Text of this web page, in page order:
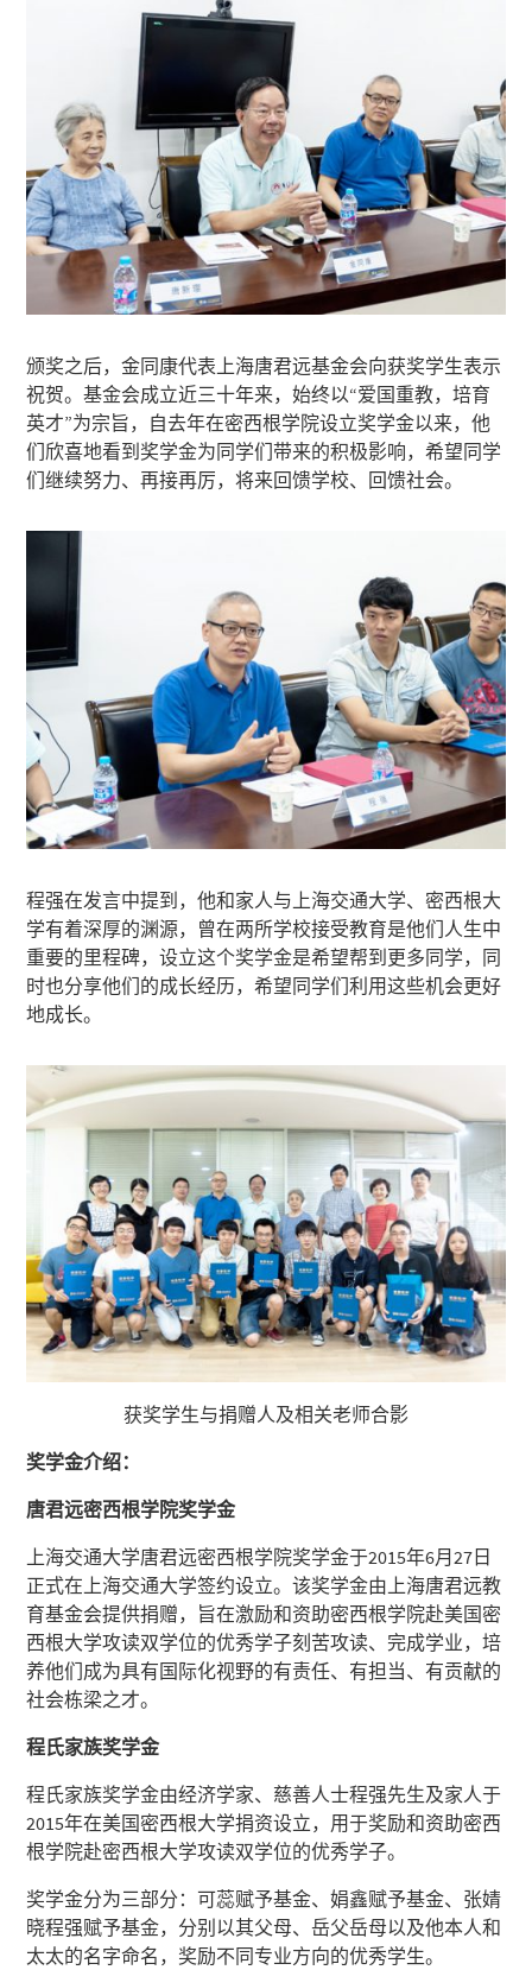
颁奖之后，金同康代表上海唐君远基金会向获奖学生表示
祝贺。基金会成立近三十年来，始终以“爱国重教，培育
英才”为宗旨，自去年在密西根学院设立奖学金以来，他
们欣喜地看到奖学金为同学们带来的积极影响，希望同学
们继续努力、再接再厉，将来回馈学校、回馈社会。
程强在发言中提到，他和家人与上海交通大学、密西根大
学有着深厚的渊源，曾在两所学校接受教育是他们人生中
重要的里程碑，设立这个奖学金是希望帮到更多同学，同
时也分享他们的成长经历，希望同学们利用这些机会更好
地成长。
获奖学生与捐赠人及相关老师合影
奖学金介绍：
唐君远密西根学院奖学金
上海交通大学唐君远密西根学院奖学金于2015年6月27日
正式在上海交通大学签约设立。该奖学金由上海唐君远教
育基金会提供捐赠，旨在激励和资助密西根学院赴美国密
西根大学攻读双学位的优秀学子刻苦攻读、完成学业，培
养他们成为具有国际化视野的有责任、有担当、有贡献的
社会栋梁之才。
程氏家族奖学金
程氏家族奖学金由经济学家、慈善人士程强先生及家人于
2015年在美国密西根大学捐资设立，用于奖励和资助密西
根学院赴密西根大学攻读双学位的优秀学子。
奖学金分为三部分：可蕊赋予基金、娟鑫赋予基金、张婧
晓程强赋予基金，分别以其父母、岳父岳母以及他本人和
太太的名字命名，奖励不同专业方向的优秀学生。